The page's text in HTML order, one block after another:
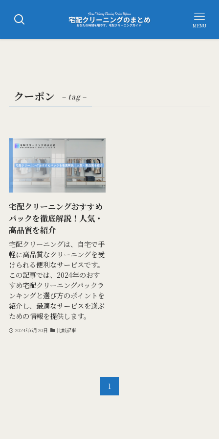
MENU
クーポン – tag –
宅配クリーニングおすすめ
パックを徹底解説！人気・
高品質を紹介
宅配クリーニングは、自宅で手
軽に高品質なクリーニングを受
けられる便利なサービスです。
この記事では、2024年のおす
すめ宅配クリーニングパックラ
ンキングと選び方のポイントを
紹介し、最適なサービスを選ぶ
ための情報を提供します。
2024年6月20日 比較記事
1